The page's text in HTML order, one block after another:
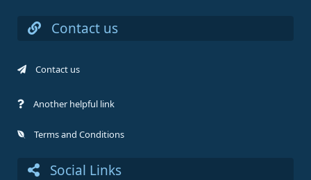
Contact us
Contact us
Another helpful link
Terms and Conditions
Social Links